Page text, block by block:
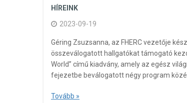
HÍREINK
2023-09-19
Géring Zsuzsanna, az FHERC vezetője
összeválogatott hallgatókat támogató
World” című kiadvány, amely az egész
fejezetbe beválogatott négy program
Tovább »